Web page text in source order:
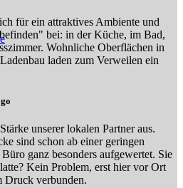
für ein attraktives Ambiente und
bei: in der Küche, im Bad,
Wohnliche Oberflächen in
laden zum Verweilen ein
unserer lokalen Partner aus.
sind schon ab einer geringen
ganz besonders aufgewertet. Sie
Kein Problem, erst hier vor Ort
Druck verbunden.